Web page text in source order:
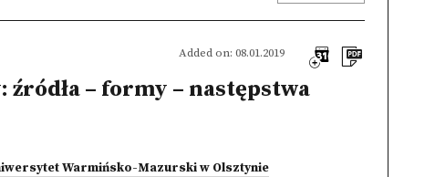
Added on: 08.01.2019
– formy – następstwa
Warmińsko-Mazurski w Olsztynie